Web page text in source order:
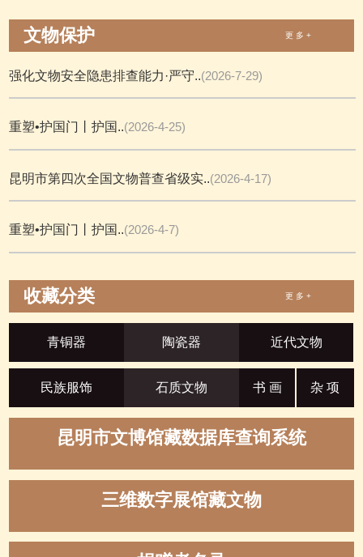
文物保护 更 多 +
强化文物安全隐患排查能力·严守..(2026-7-29)
重塑•护国门丨护国..(2026-4-25)
昆明市第四次全国文物普查省级实..(2026-4-17)
重塑•护国门丨护国..(2026-4-7)
收藏分类 更 多 +
青铜器 陶瓷器 近代文物
民族服饰 石质文物 书 画 杂 项
昆明市文博馆藏数据库查询系统
三维数字展馆藏文物